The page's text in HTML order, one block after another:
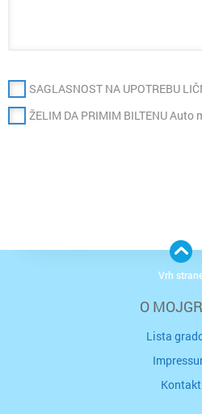
SAGLASNOST NA UPOTREBU
ŽELIM DA PRIMIM BILTENU Auto
O
Lista
Kontakt
Vrh